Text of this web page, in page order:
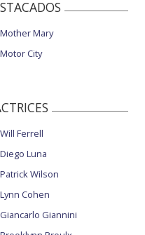
Mother Mary
Motor City
Will Ferrell
Diego Luna
Patrick Wilson
Lynn Cohen
Giancarlo Giannini